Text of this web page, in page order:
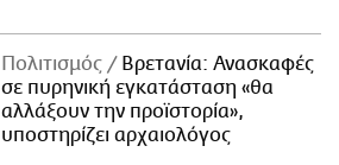
Πολιτισμός
Βρετανία: Ανασκαφές
σε πυρηνική εγκατάσταση «θα
αλλάξουν την προϊστορία»,
υποστηρίζει αρχαιολόγος